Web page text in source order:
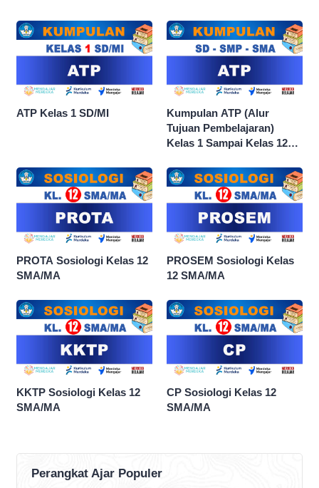
ATP Kelas 1 SD/MI
Kumpulan ATP (Alur
Tujuan Pembelajaran)
Kelas 1 Sampai Kelas 12
PROTA Sosiologi Kelas 12
SMA/MA
PROSEM Sosiologi Kelas
12 SMA/MA
KKTP Sosiologi Kelas 12
SMA/MA
CP Sosiologi Kelas 12
SMA/MA
Perangkat Ajar Populer